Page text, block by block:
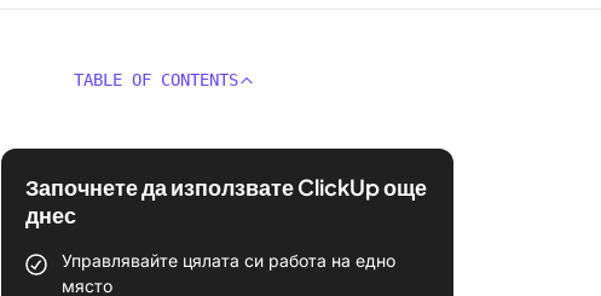
TABLE OF CONTENTS
Започнете да използвате ClickUp още
днес
Управлявайте цялата си работа на едно
място